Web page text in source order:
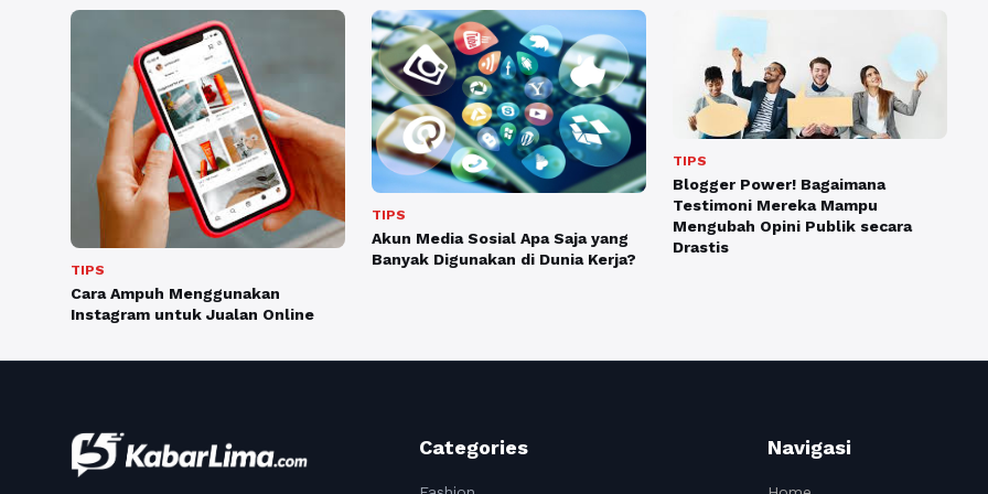
TIPS
Cara Ampuh Menggunakan
Instagram untuk Jualan Online
TIPS
Akun Media Sosial Apa Saja yang
Banyak Digunakan di Dunia Kerja?
TIPS
Blogger Power! Bagaimana
Testimoni Mereka Mampu
Mengubah Opini Publik secara
Drastis
Categories Navigasi